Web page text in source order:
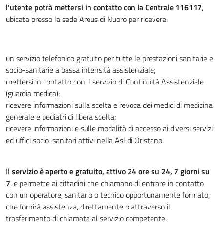
l’utente potrà mettersi in contatto con la Centrale 116117,
ubicata presso la sede Areus di Nuoro per ricevere:
un servizio telefonico gratuito per tutte le prestazioni sanitarie e
socio-sanitarie a bassa intensità assistenziale;
mettersi in contatto con il servizio di Continuità Assistenziale
(guardia medica);
ricevere informazioni sulla scelta e revoca dei medici di medicina
generale e pediatri di libera scelta;
ricevere informazioni e sulle modalità di accesso ai diversi servizi
ed uffici socio-sanitari attivi nella Asl di Oristano.
Il servizio è aperto e gratuito, attivo 24 ore su 24, 7 giorni su
7, e permette ai cittadini che chiamano di entrare in contatto
con un operatore, sanitario o tecnico opportunamente formato,
che fornirà assistenza, direttamente o attraverso il
trasferimento di chiamata al servizio competente.